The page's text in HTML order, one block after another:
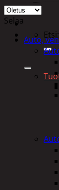
Etsi:
Selaa
Auto,